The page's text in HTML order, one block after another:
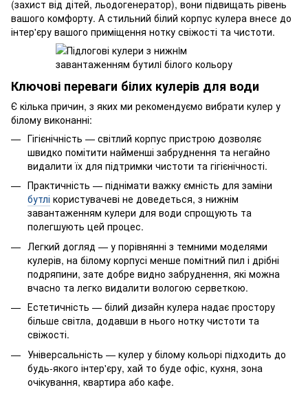
(захист від дітей, льодогенератор), вони підвищать рівень
вашого комфорту. А стильний білий корпус кулера внесе до
інтер'єру вашого приміщення нотку свіжості та чистоти.
Ключові переваги білих кулерів для води
Є кілька причин, з яких ми рекомендуємо вибрати кулер у
білому виконанні:
Гігієнічність — світлий корпус пристрою дозволяє
швидко помітити найменші забруднення та негайно
видалити їх для підтримки чистоти та гігієнічності.
Практичність — піднімати важку ємність для заміни
бутлі користувачеві не доведеться, з нижнім
завантаженням кулери для води спрощують та
полегшують цей процес.
Легкий догляд — у порівнянні з темними моделями
кулерів, на білому корпусі менше помітний пил і дрібні
подряпини, зате добре видно забруднення, які можна
вчасно та легко видалити вологою серветкою.
Естетичність — білий дизайн кулера надає простору
більше світла, додавши в нього нотку чистоти та
свіжості.
Універсальність — кулер у білому кольорі підходить до
будь-якого інтер'єру, хай то буде офіс, кухня, зона
очікування, квартира або кафе.